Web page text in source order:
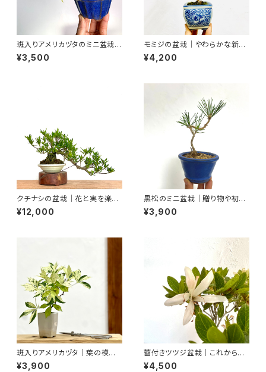
斑入りアメリカヅタのミニ盆栽｜
高さ 約15cm
¥3,500
モミジの盆栽｜やわらかな新緑
を楽しむ一点物｜高さ約26cm
¥4,200
クチナシの盆栽｜花と実を楽し
む｜高さ約20cm
¥12,000
黒松のミニ盆栽｜贈り物や初心
者さん向け｜高さ約19cm
¥3,900
斑入りアメリカヅタ｜葉の模様
を楽しむ盆栽｜高さ約23cm
¥3,900
蕾付きツツジ盆栽｜これから楽
しむ一点物｜高さ約21cm
¥4,500